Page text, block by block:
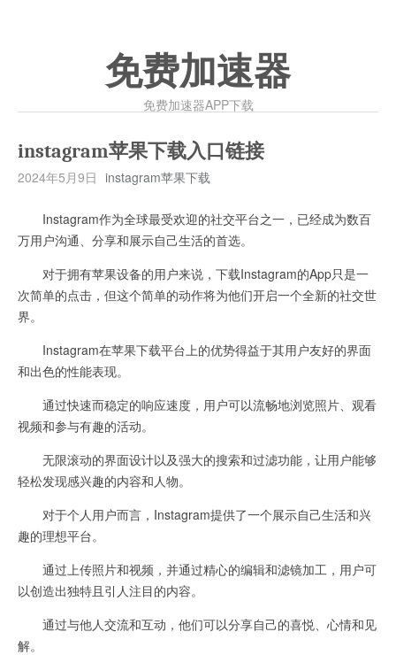
免费加速器
免费加速器APP下载
instagram苹果下载入口链接
2024年5月9日 instagram苹果下载
Instagram作为全球最受欢迎的社交平台之一，已经成为数百
万用户沟通、分享和展示自己生活的首选。
对于拥有苹果设备的用户来说，下载Instagram的App只是一
次简单的点击，但这个简单的动作将为他们开启一个全新的社交世
界。
Instagram在苹果下载平台上的优势得益于其用户友好的界面
和出色的性能表现。
通过快速而稳定的响应速度，用户可以流畅地浏览照片、观看
视频和参与有趣的活动。
无限滚动的界面设计以及强大的搜索和过滤功能，让用户能够
轻松发现感兴趣的内容和人物。
对于个人用户而言，Instagram提供了一个展示自己生活和兴
趣的理想平台。
通过上传照片和视频，并通过精心的编辑和滤镜加工，用户可
以创造出独特且引人注目的内容。
通过与他人交流和互动，他们可以分享自己的喜悦、心情和见
解。